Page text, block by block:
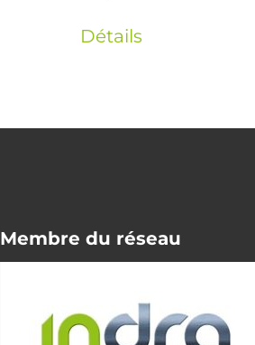
Détails
Membre du réseau